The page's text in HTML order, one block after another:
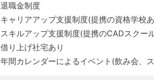
退職金制度
キャリアアップ支援制度(提携の資格学校
スキルアップ支援制度(提携のCADスクー
借り上げ社宅あり
年間カレンダーによるイベント(飲み会、